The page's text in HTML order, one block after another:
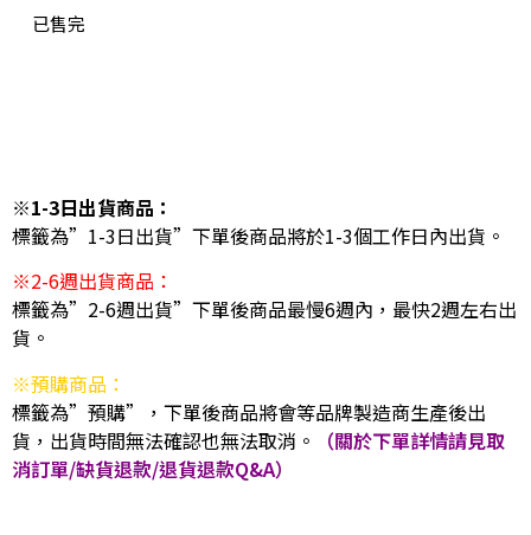
已售完
※1-3日出貨商品：
標籤為”1-3日出貨”下單後商品將於1-3個工作日內出貨。
※2-6週出貨商品：
標籤為”2-6週出貨”下單後商品最慢6週內，最快2週左右出
貨。
※預購商品：
標籤為”預購”，下單後商品將會等品牌製造商生產後出
貨，出貨時間無法確認也無法取消。
（關於下單詳情請見取
消訂單/缺貨退款/退貨退款Q&A）